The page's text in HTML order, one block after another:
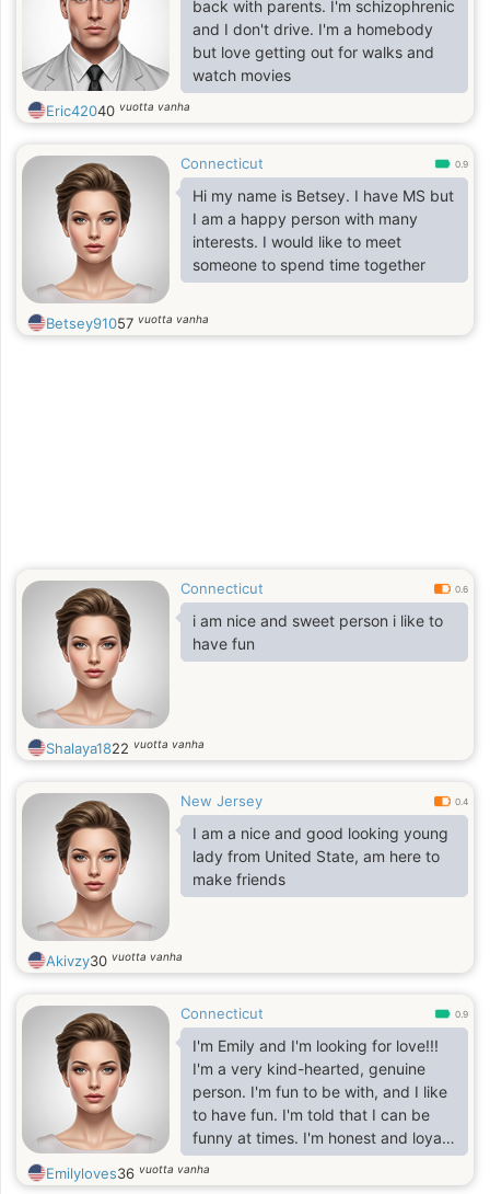
back with parents. I'm schizophrenic
and I don't drive. I'm a homebody
but love getting out for walks and
watch movies
Eric42040 vuotta vanha
Connecticut 0.9
Hi my name is Betsey. I have MS but
I am a happy person with many
interests. I would like to meet
someone to spend time together
Betsey91057 vuotta vanha
Connecticut 0.6
i am nice and sweet person i like to
have fun
Shalaya1822 vuotta vanha
New Jersey 0.4
I am a nice and good looking young
lady from United State, am here to
make friends
Akivzy30 vuotta vanha
Connecticut 0.9
I'm Emily and I'm looking for love!!!
I'm a very kind-hearted, genuine
person. I'm fun to be with, and I like
to have fun. I'm told that I can be
funny at times. I'm honest and loyal.
I use my iPad to speak and my
wheelchair sometimes, but I can also
Emilyloves36 vuotta vanha